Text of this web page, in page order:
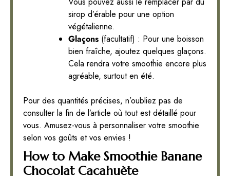
sirop d’érable pour une option
végétalienne.
Glaçons (facultatif) : Pour une boisson
bien fraîche, ajoutez quelques glaçons.
Cela rendra votre smoothie encore plus
agréable, surtout en été.
Pour des quantités précises, n’oubliez pas de
consulter la fin de l’article où tout est détaillé pour
vous. Amusez-vous à personnaliser votre smoothie
selon vos goûts et vos envies !
How to Make Smoothie Banane
Chocolat Cacahuète